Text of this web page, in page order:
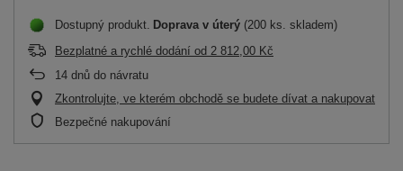
Dostupný produkt Doprava v úterý (200 ks. skladem)
Bezplatné a rychlé dodání od 2 812,00 Kč
14 dnů do návratu
Zkontrolujte, ve kterém obchodě se budete dívat a nakupovat
Bezpečné nakupování